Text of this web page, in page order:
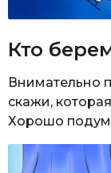
Кто
Внимательно
скажи,
Хорошо